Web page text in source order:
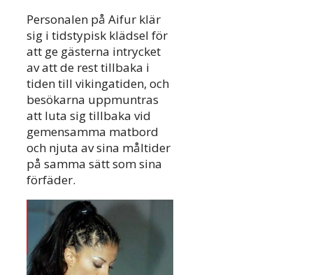
Personalen på Aifur klär
sig i tidstypisk klädsel för
att ge gästerna intrycket
av att de rest tillbaka i
tiden till vikingatiden, och
besökarna uppmuntras
att luta sig tillbaka vid
gemensamma matbord
och njuta av sina måltider
på samma sätt som sina
förfäder.